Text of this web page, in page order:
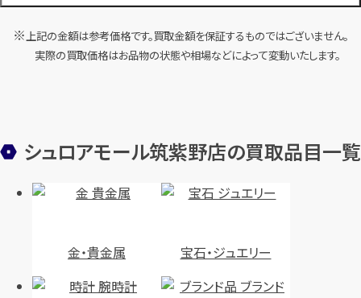
ルイ・ヴィトン ダミエ リベラミニ
N41436
バッグ ハンドバッグ
ルイ・ヴィトンモノグラム キーポ
ル50 M41426
バッグ
ボストンバッグ
上記の金額は参考価格です。買取金額を保証するものではございません。
実際の買取価格はお品物の状態や相場などによって変動いたします。
シュロアモール筑紫野店の買取品目一覧
金・貴金属 宝石・ジュエリー